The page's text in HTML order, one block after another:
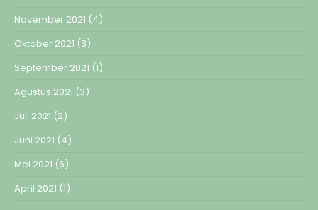
November 2021 (4)
Oktober 2021 (3)
September 2021 (1)
Agustus 2021 (3)
Juli 2021 (2)
Juni 2021 (4)
Mei 2021 (6)
April 2021 (1)